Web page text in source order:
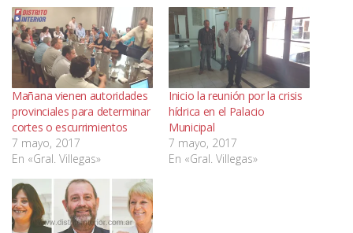
Mañana vienen autoridades
provinciales para determinar
cortes o escurrimientos
7 mayo, 2017
En «Gral. Villegas»
Inicio la reunión por la crisis
hídrica en el Palacio
Municipal
7 mayo, 2017
En «Gral. Villegas»